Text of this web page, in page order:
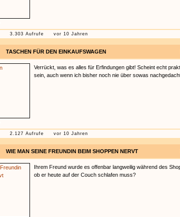
3.303 Aufrufe vor 10 Jahren
TASCHEN FÜR DEN EINKAUFSWAGEN
Verrückt, was es alles für Erfindungen gibt! Scheint echt
sein, auch wenn ich bisher noch nie über sowas
2.127 Aufrufe vor 10 Jahren
WIE MAN SEINE FREUNDIN BEIM SHOPPEN NERVT
Ihrem Freund wurde es offenbar langweilig während des
ob er heute auf der Couch schlafen muss?